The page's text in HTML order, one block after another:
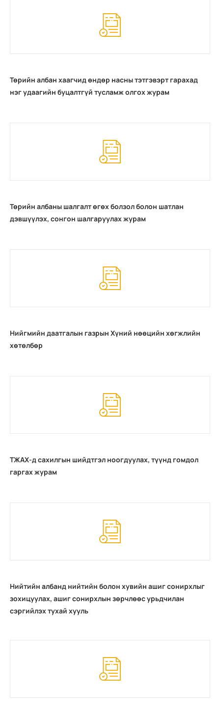
Төрийн албан хаагчид өндөр насны тэтгэвэрт гарахад
нэг удаагийн буцалтгүй тусламж олгох журам
Төрийн албаны шалгалт өгөх болзол болон шатлан
дэвшүүлэх, сонгон шалгаруулах журам
Нийгмийн даатгалын газрын Хүний нөөцийн хөгжлийн
хөтөлбөр
ТЖАХ-д сахилгын шийдтгэл ноогдуулах, түүнд гомдол
гаргах журам
Нийтийн албанд нийтийн болон хувийн ашиг сонирхлыг
зохицуулах, ашиг сонирхлын зөрчлөөс урьдчилан
сэргийлэх тухай хууль